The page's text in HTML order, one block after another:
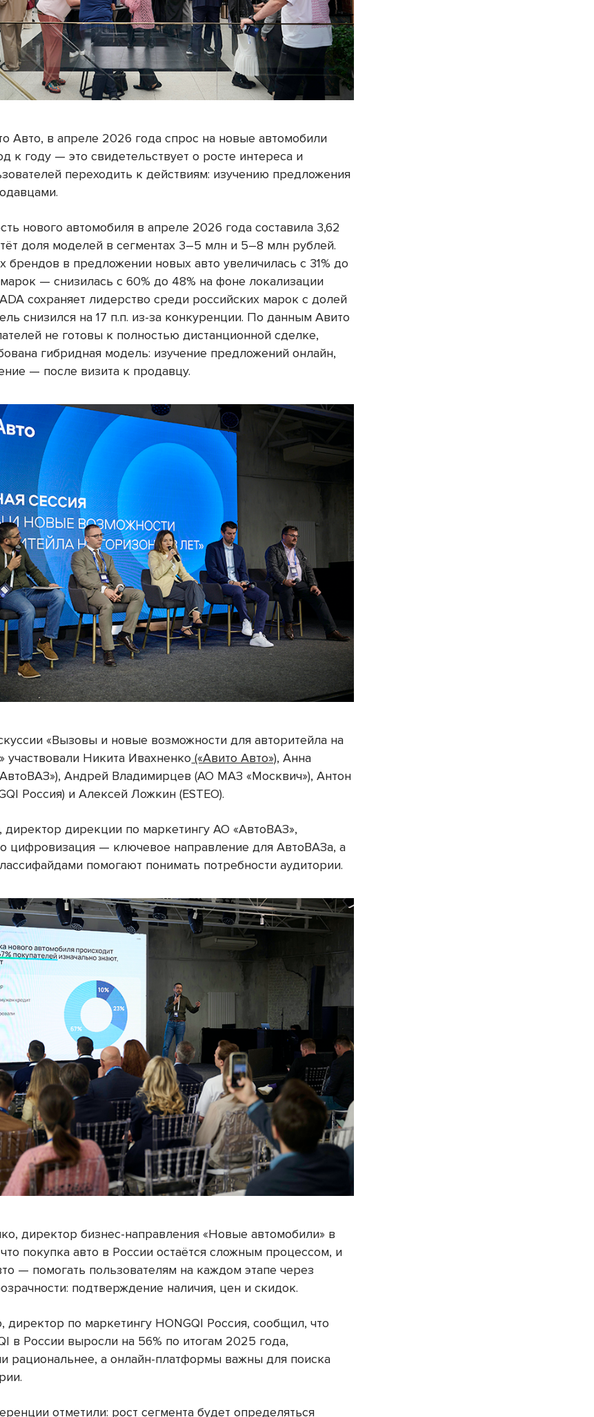
Авто, в апреле 2026 года спрос на новые автомобили
к году — это свидетельствует о росте интереса и
переходить к действиям: изучению предложения
нового автомобиля в апреле 2026 года составила 3,62
доля моделей в сегментах 3–5 млн и 5–8 млн рублей.
брендов в предложении новых авто увеличилась с 31% до
— снизилась с 60% до 48% на фоне локализации
сохраняет лидерство среди российских марок с долей
снизился на 17 п.п. из-за конкуренции. По данным Авито
не готовы к полностью дистанционной сделке,
гибридная модель: изучение предложений онлайн,
— после визита к продавцу.
«Вызовы и новые возможности для авторитейла на
участвовали Никита Ивахненко («Авито Авто»), Анна
Андрей Владимирцев (АО МАЗ «Москвич»), Антон
Россия) и Алексей Ложкин (ESTEO).
директор дирекции по маркетингу АО «АвтоВАЗ»,
цифровизация — ключевое направление для АвтоВАЗа, а
помогают понимать потребности аудитории.
директор бизнес-направления «Новые автомобили» в
покупка авто в России остаётся сложным процессом, и
— помогать пользователям на каждом этапе через
подтверждение наличия, цен и скидок.
директор по маркетингу HONGQI Россия, сообщил, что
в России выросли на 56% по итогам 2025 года,
рациональнее, а онлайн-платформы важны для поиска
отметили: рост сегмента будет определяться